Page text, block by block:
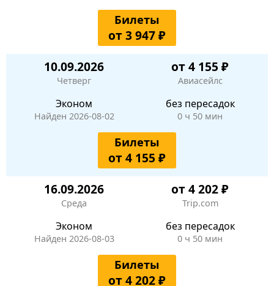
Билеты
от 3 947 ₽
10.09.2026
Четверг
от 4 155 ₽
Авиасейлс
Эконом
Найден 2026-08-02
без пересадок
0 ч 50 мин
Билеты
от 4 155 ₽
16.09.2026
Среда
от 4 202 ₽
Trip.com
Эконом
Найден 2026-08-03
без пересадок
0 ч 50 мин
Билеты
от 4 202 ₽